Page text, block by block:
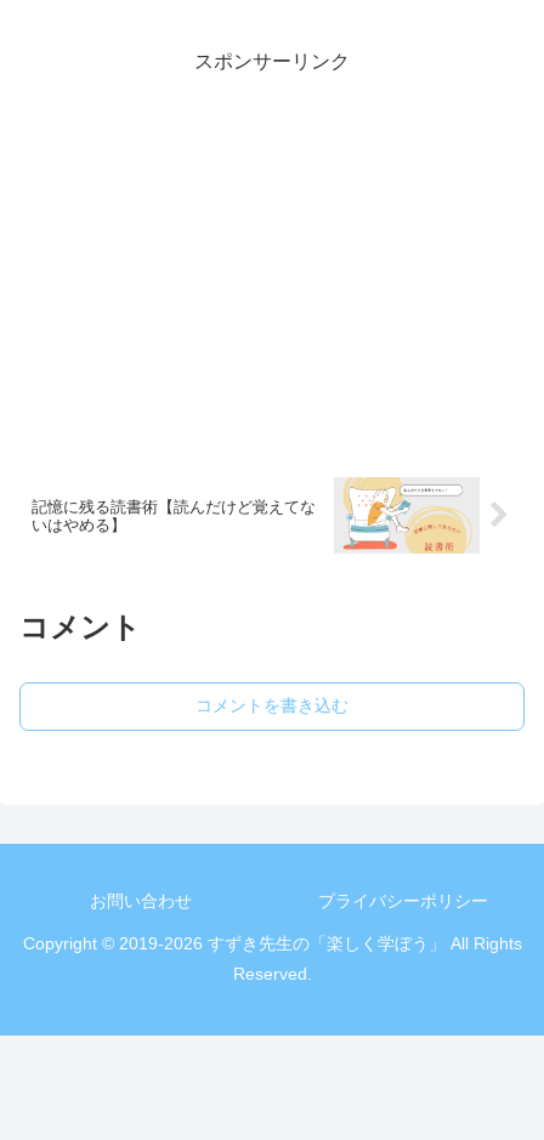
スポンサーリンク
記憶に残る読書術【読んだけど覚えてな
いはやめる】
コメント
コメントを書き込む
お問い合わせ プライバシーポリシー
Copyright © 2019-2026 すずき先生の「楽しく学ぼう」 All Rights
Reserved.